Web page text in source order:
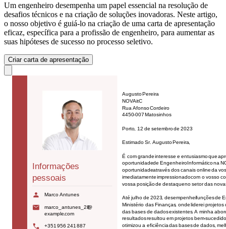
Um engenheiro desempenha um papel essencial na resolução de
desafios técnicos e na criação de soluções inovadoras. Neste artigo,
o nosso objetivo é guiá-lo na criação de uma carta de apresentação
eficaz, específica para a profissão de engenheiro, para aumentar as
suas hipóteses de sucesso no processo seletivo.
Criar carta de apresentação